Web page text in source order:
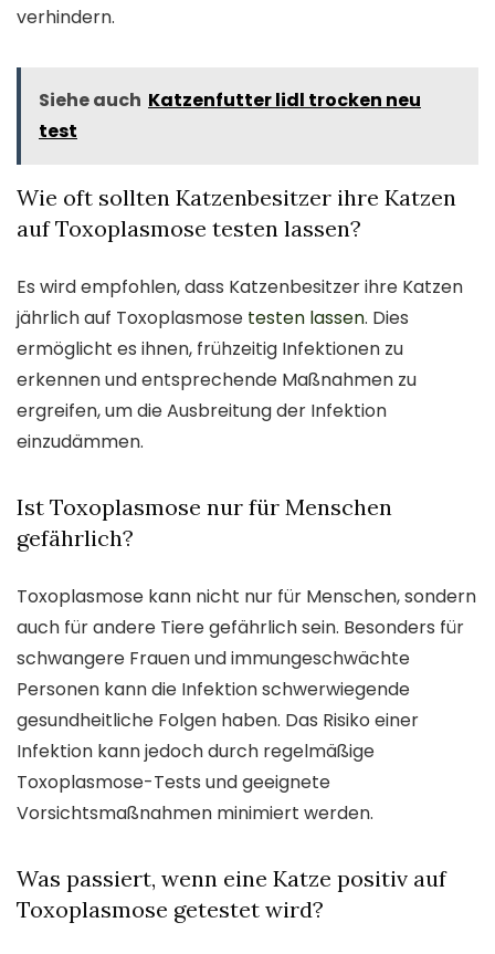
verhindern.
Siehe auch Katzenfutter lidl trocken neu
test
Wie oft sollten Katzenbesitzer ihre Katzen
auf Toxoplasmose testen lassen?
Es wird empfohlen, dass Katzenbesitzer ihre Katzen
jährlich auf Toxoplasmose testen lassen. Dies
ermöglicht es ihnen, frühzeitig Infektionen zu
erkennen und entsprechende Maßnahmen zu
ergreifen, um die Ausbreitung der Infektion
einzudämmen.
Ist Toxoplasmose nur für Menschen
gefährlich?
Toxoplasmose kann nicht nur für Menschen, sondern
auch für andere Tiere gefährlich sein. Besonders für
schwangere Frauen und immungeschwächte
Personen kann die Infektion schwerwiegende
gesundheitliche Folgen haben. Das Risiko einer
Infektion kann jedoch durch regelmäßige
Toxoplasmose-Tests und geeignete
Vorsichtsmaßnahmen minimiert werden.
Was passiert, wenn eine Katze positiv auf
Toxoplasmose getestet wird?